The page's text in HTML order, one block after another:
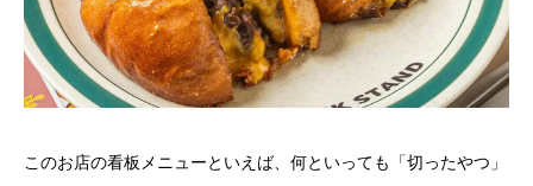
このお店の看板メニューといえば、何といっても「切ったやつ」